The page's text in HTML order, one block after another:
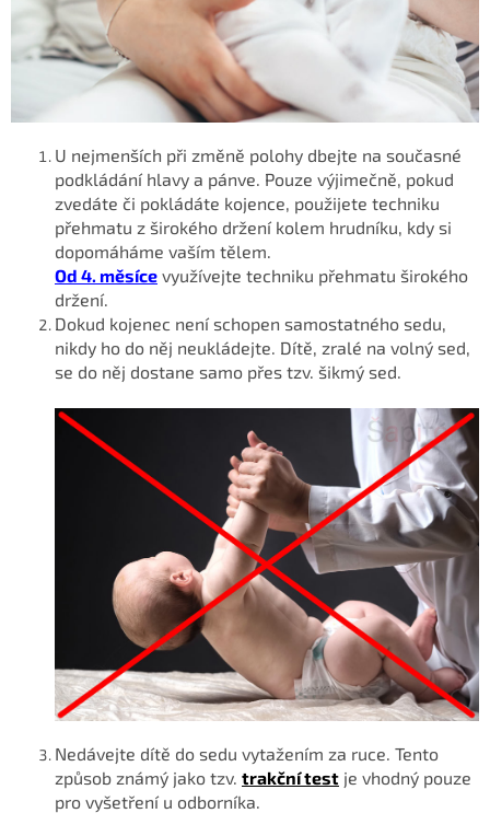
U nejmenších při změně polohy dbejte na současné
podkládání hlavy a pánve. Pouze výjimečně, pokud
zvedáte či pokládáte kojence, použijete techniku
přehmatu z širokého držení kolem hrudníku, kdy si
dopomáháme vaším tělem.
Od 4. měsíce využívejte techniku přehmatu širokého
držení.
Dokud kojenec není schopen samostatného sedu,
nikdy ho do něj neukládejte. Dítě, zralé na volný sed,
se do něj dostane samo přes tzv. šikmý sed.
Nedávejte dítě do sedu vytažením za ruce. Tento
způsob známý jako tzv. trakční test je vhodný pouze
pro vyšetření u odborníka.